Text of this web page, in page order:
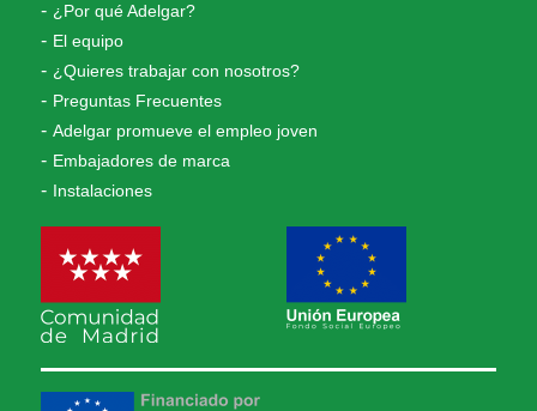
¿Por qué Adelgar?
El equipo
¿Quieres trabajar con nosotros?
Preguntas Frecuentes
Adelgar promueve el empleo joven
Embajadores de marca
Instalaciones